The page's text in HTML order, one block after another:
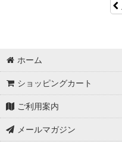
ホーム
ショッピングカート
ご利用案内
メールマガジン